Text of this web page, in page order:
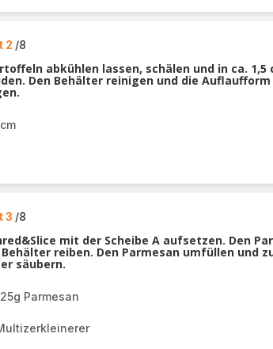
2 /8
abkühlen lassen, schälen und in ca.
Den Behälter reinigen und die
3 /8
mit der Scheibe A aufsetzen. Den
reiben. Den Parmesan umfüllen und
säubern.
Parmesan